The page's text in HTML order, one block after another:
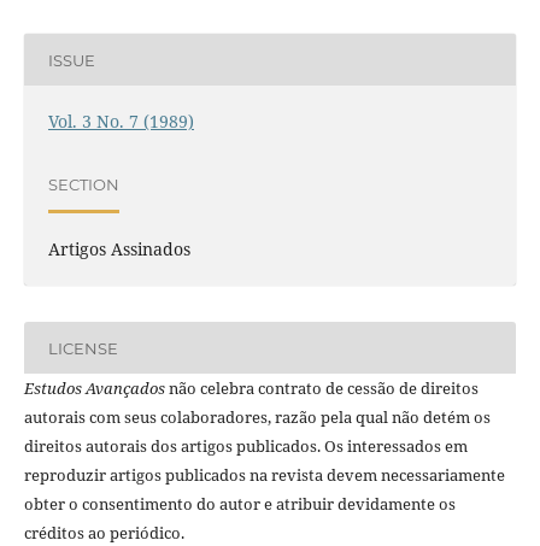
ISSUE
Vol. 3 No. 7 (1989)
SECTION
Artigos Assinados
LICENSE
Estudos Avançadosnão celebra contrato de cessão de direitos
autorais com seus colaboradores, razão pela qual não detém os
direitos autorais dos artigos publicados. Os interessados em
reproduzir artigos publicados na revista devem necessariamente
obter o consentimento do autor e atribuir devidamente os
créditos ao periódico.